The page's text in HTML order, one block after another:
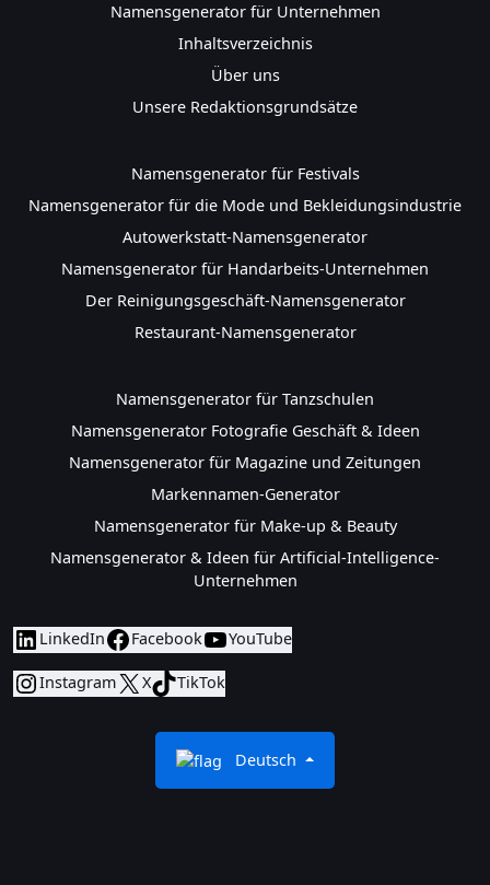
Namensgenerator für Unternehmen
Inhaltsverzeichnis
Über uns
Unsere Redaktionsgrundsätze
Namensgenerator für Festivals
Namensgenerator für die Mode und Bekleidungsindustrie
Autowerkstatt-Namensgenerator
Namensgenerator für Handarbeits-Unternehmen
Der Reinigungsgeschäft-Namensgenerator
Restaurant-Namensgenerator
Namensgenerator für Tanzschulen
Namensgenerator Fotografie Geschäft & Ideen
Namensgenerator für Magazine und Zeitungen
Markennamen-Generator
Namensgenerator für Make-up & Beauty
Namensgenerator & Ideen für Artificial-Intelligence-
Unternehmen
LinkedIn Facebook YouTube
Instagram X TikTok
Deutsch